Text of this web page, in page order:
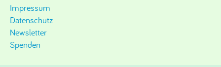
Impressum
Datenschutz
Newsletter
Spenden